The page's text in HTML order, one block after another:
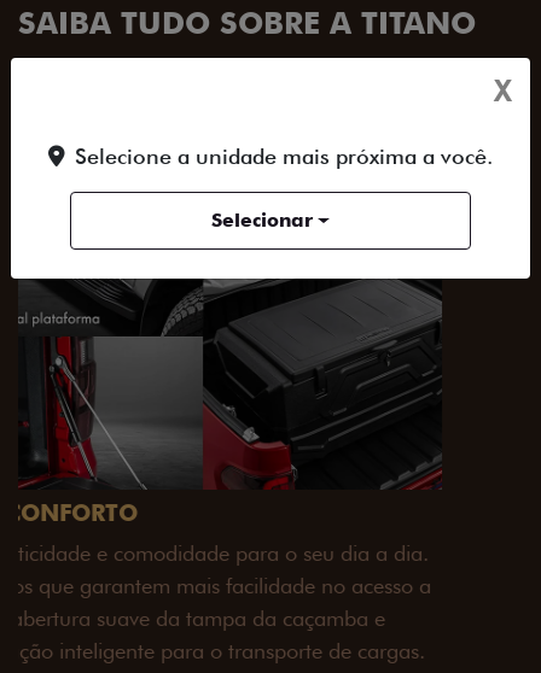
SAIBA TUDO SOBRE A TITANO
PACK OFF-ROAD
Prepare sua picape para qualquer desafio. O Pack
off-road combina engate de reboque para até 3,5
toneladas, alargadores de para-lamas e overbumper,
oferecendo mais capacidade de reboque, proteção
X
Selecione a unidade mais próxima a você.
Selecionar